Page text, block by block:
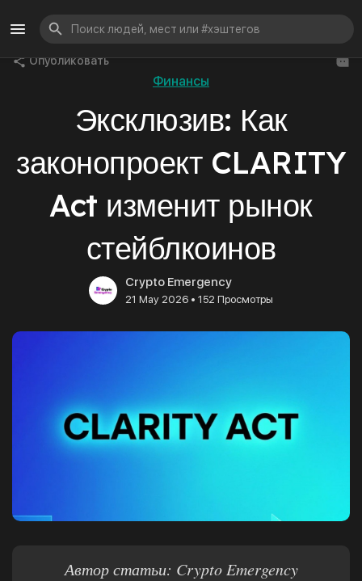
Опубликовать
Финансы
Эксклюзив: Как
законопроект CLARITY
Act изменит рынок
стейблкоинов
Crypto Emergency
21 May 2026 • 152 Просмотры
Автор статьи: Crypto Emergency